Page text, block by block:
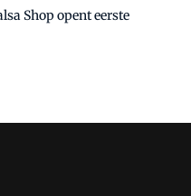
Shop opent eerste